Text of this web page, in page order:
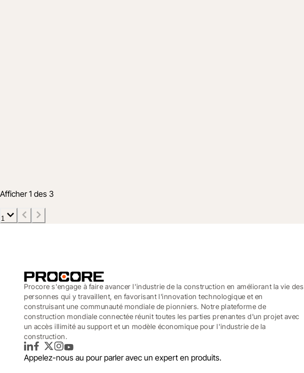
Afficher 1 des 3
1
Procore s'engage à faire avancer l'industrie de la construction en améliorant la vie des
personnes qui y travaillent, en favorisant l'innovation technologique et en
construisant une communauté mondiale de pionniers. Notre plateforme de
construction mondiale connectée réunit toutes les parties prenantes d'un projet avec
un accès illimité au support et un modèle économique pour l'industrie de la
construction.
LinkedInFacebook
TwitterInstagram
YouTube
Appelez-nous au pour parler avec un expert en produits.